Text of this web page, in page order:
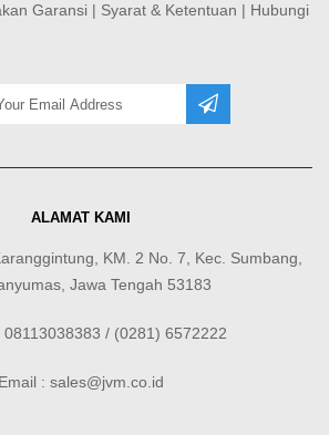
Garansi | Syarat & Ketentuan | Hubungi
ALAMAT KAMI
KM. 2 No. 7, Kec. Sumbang,
Jawa Tengah 53183
08113038383 / (0281) 6572222
Email : sales@jvm.co.id